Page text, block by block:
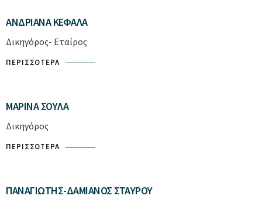
ΑΝΔΡΙΆΝΑ ΚΕΦΆΛΑ
Δικηγόρος- Εταίρος
ΠΕΡΙΣΣΌΤΕΡΑ
ΜΑΡΊΝΑ ΣΟΎΛΑ
Δικηγόρος
ΠΕΡΙΣΣΌΤΕΡΑ
ΠΑΝΑΓΙΏΤΗΣ-ΔΑΜΙΑΝΌΣ ΣΤΑΎΡΟΥ